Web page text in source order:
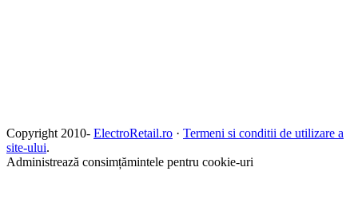
Copyright 2010- ElectroRetail.ro · Termeni si conditii de utilizare a
site-ului.
Administrează consimțămintele pentru cookie-uri